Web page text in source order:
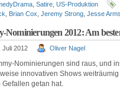
Satire US-Produktion
Brian Cox Jeremy Strong Jesse
Nominierungen 2012: Am
Juli 2012 Oliver Nagel
Nominierungen sind raus, und
innovativen Shows
Gefallen getan hat.